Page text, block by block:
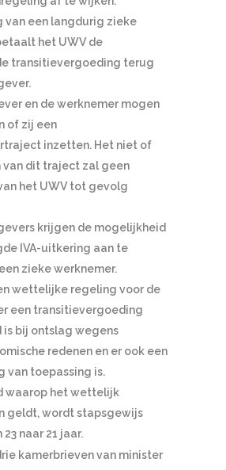
van een langdurig zieke
het UWV de
transitievergoeding terug
en de werknemer mogen
of zij een
inzetten. Het niet of
dit traject zal geen
het UWV tot gevolg
krijgen de mogelijkheid
IVA-uitkering aan te
zieke werknemer.
wettelijke regeling voor de
een transitievergoeding
is bij ontslag wegens
redenen en er ook een
van toepassing is.
waarop het wettelijk
geldt, wordt stapsgewijs
naar 21 jaar.
kamerbrieven van minister